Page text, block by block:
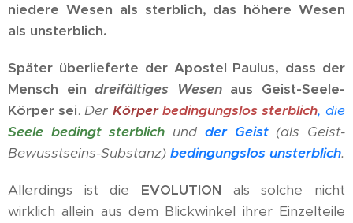
niedere Wesen als sterblich, das höhere Wesen
als unsterblich.
Später überlieferte der Apostel Paulus, dass der
Mensch eindreifältiges Wesenaus Geist-Seele-
Körper sei.Der Körper bedingungslos sterblich, die
Seele bedingt sterblich und der Geist(als Geist-
Bewusstseins-Substanz) bedingungslos unsterblich.
Allerdings ist die EVOLUTION als solche nicht
wirklich allein aus dem Blickwinkel ihrer Einzelteile